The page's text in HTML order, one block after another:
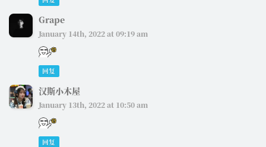
Grape
January 14th, 2022 at 09:19 am
回复
汉斯小木屋
January 13th, 2022 at 10:50 am
回复